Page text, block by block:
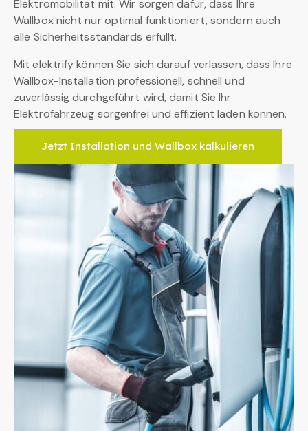
Elektromobilität mit. Wir sorgen dafür, dass Ihre
Wallbox nicht nur optimal funktioniert, sondern auch
alle Sicherheitsstandards erfüllt.
Mit elektrify können Sie sich darauf verlassen, dass Ihre
Wallbox-Installation professionell, schnell und
zuverlässig durchgeführt wird, damit Sie Ihr
Elektrofahrzeug sorgenfrei und effizient laden können.
Jetzt Installation und Wallbox kalkulieren